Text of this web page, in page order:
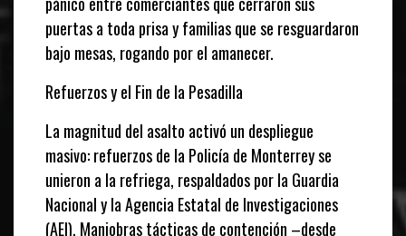
puertas a toda prisa y familias que se resguardaron
bajo mesas, rogando por el amanecer.
Refuerzos y el Fin de la Pesadilla
La magnitud del asalto activó un despliegue
masivo: refuerzos de la Policía de Monterrey se
unieron a la refriega, respaldados por la Guardia
Nacional y la Agencia Estatal de Investigaciones
(AEI). Maniobras tácticas de contención –desde